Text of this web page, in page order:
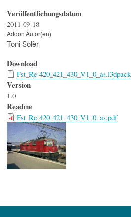
Veröffentlichungsdatum
2011-09-18
Addon Autor(en)
Toni Solèr
Download
Fst_Re 420_421_430_V1_0_as.l3dpack
Version
1.0
Readme
Fst_Re 420_421_430_V1_0_as.pdf